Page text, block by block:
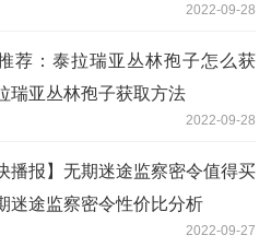
2022-09-28
荐：泰拉瑞亚丛林孢子怎么获
瑞亚丛林孢子获取方法
2022-09-28
播报】无期迷途监察密令值得买
迷途监察密令性价比分析
2022-09-27